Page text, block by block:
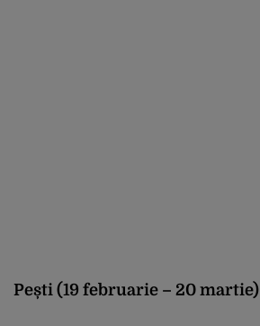
Pești (19 februarie – 20 martie)